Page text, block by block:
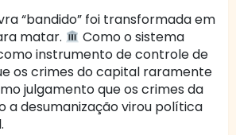
“bandido” foi transformada em
matar.
Como o sistema
instrumento de controle de
os crimes do capital raramente
julgamento que os crimes da
a desumanização virou política